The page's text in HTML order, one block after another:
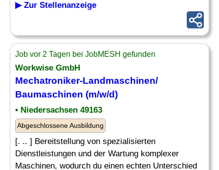
▶ Zur Stellenanzeige
Job vor 2 Tagen bei JobMESH gefunden
Workwise GmbH
Mechatroniker-Landmaschinen/
Baumaschinen (m/w/d)
• Niedersachsen 49163
Abgeschlossene Ausbildung
[. .. ] Bereitstellung von spezialisierten
Dienstleistungen und der Wartung komplexer
Maschinen, wodurch du einen echten Unterschied